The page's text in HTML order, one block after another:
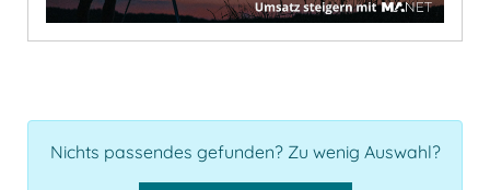
Nichts passendes gefunden? Zu wenig Auswahl?